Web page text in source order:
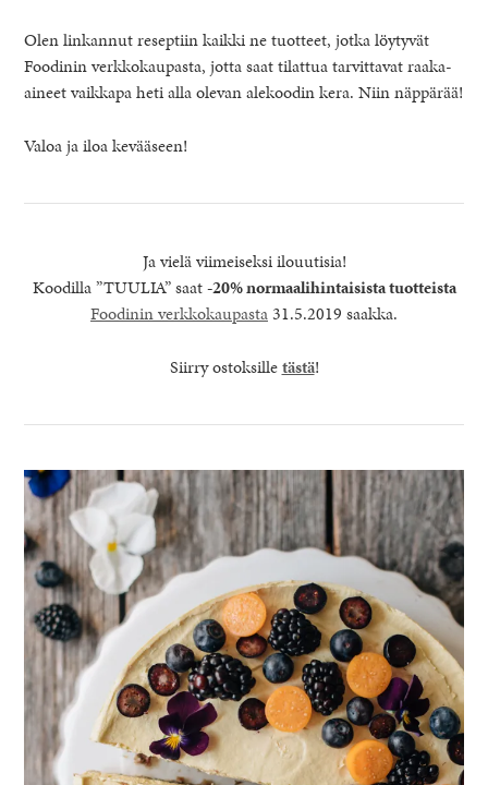
Olen linkannut reseptiin kaikki ne tuotteet, jotka löytyvät
Foodinin verkkokaupasta, jotta saat tilattua tarvittavat raaka-
aineet vaikkapa heti alla olevan alekoodin kera. Niin näppärää!
Valoa ja iloa kevääseen!
Ja vielä viimeiseksi ilouutisia!
Koodilla ”TUULIA” saat-20% normaalihintaisista tuotteista
Foodinin verkkokaupasta31.5.2019 saakka.
Siirry ostoksilletästä!